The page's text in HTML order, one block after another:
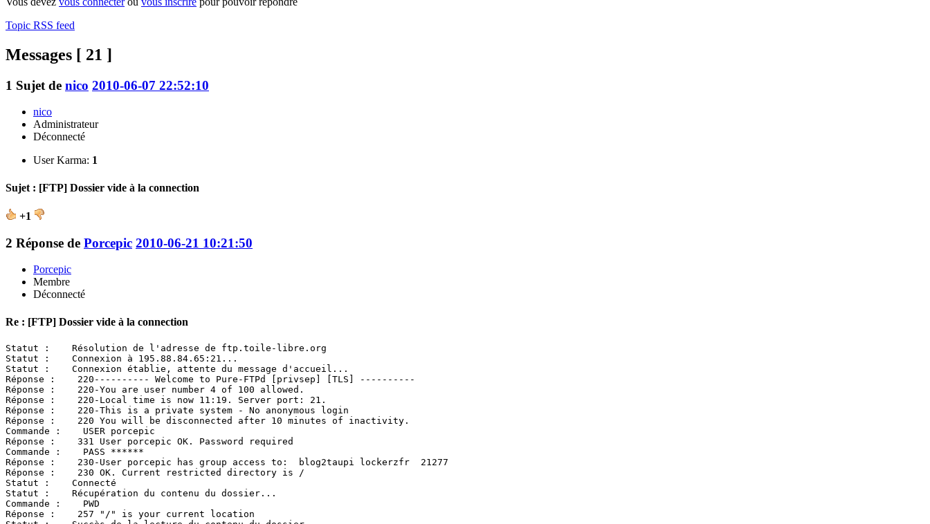
Topic RSS feed
Messages [ 21 ]
1 Sujet de nico 2010-06-07 22:52:10
nico
Administrateur
Déconnecté
User Karma: 1
Sujet : [FTP] Dossier vide à la connection
+1
2 Réponse de Porcepic 2010-06-21 10:21:50
Porcepic
Membre
Déconnecté
Re : [FTP] Dossier vide à la connection
Statut :    Résolution de l'adresse de ftp.toile-libre.org
Statut :    Connexion à 195.88.84.65:21...
Statut :    Connexion établie, attente du message d'accueil...
Réponse :    220---------- Welcome to Pure-FTPd [privsep] [TLS] ----------
Réponse :    220-You are user number 4 of 100 allowed.
Réponse :    220-Local time is now 11:19. Server port: 21.
Réponse :    220-This is a private system - No anonymous login
Réponse :    220 You will be disconnected after 10 minutes of inactivity.
Commande :    USER porcepic
Réponse :    331 User porcepic OK. Password required
Commande :    PASS ******
Réponse :    230-User porcepic has group access to:  blog2taupi lockerzfr  21277
Réponse :    230 OK. Current restricted directory is /
Statut :    Connecté
Statut :    Récupération du contenu du dossier...
Commande :    PWD
Réponse :    257 "/" is your current location